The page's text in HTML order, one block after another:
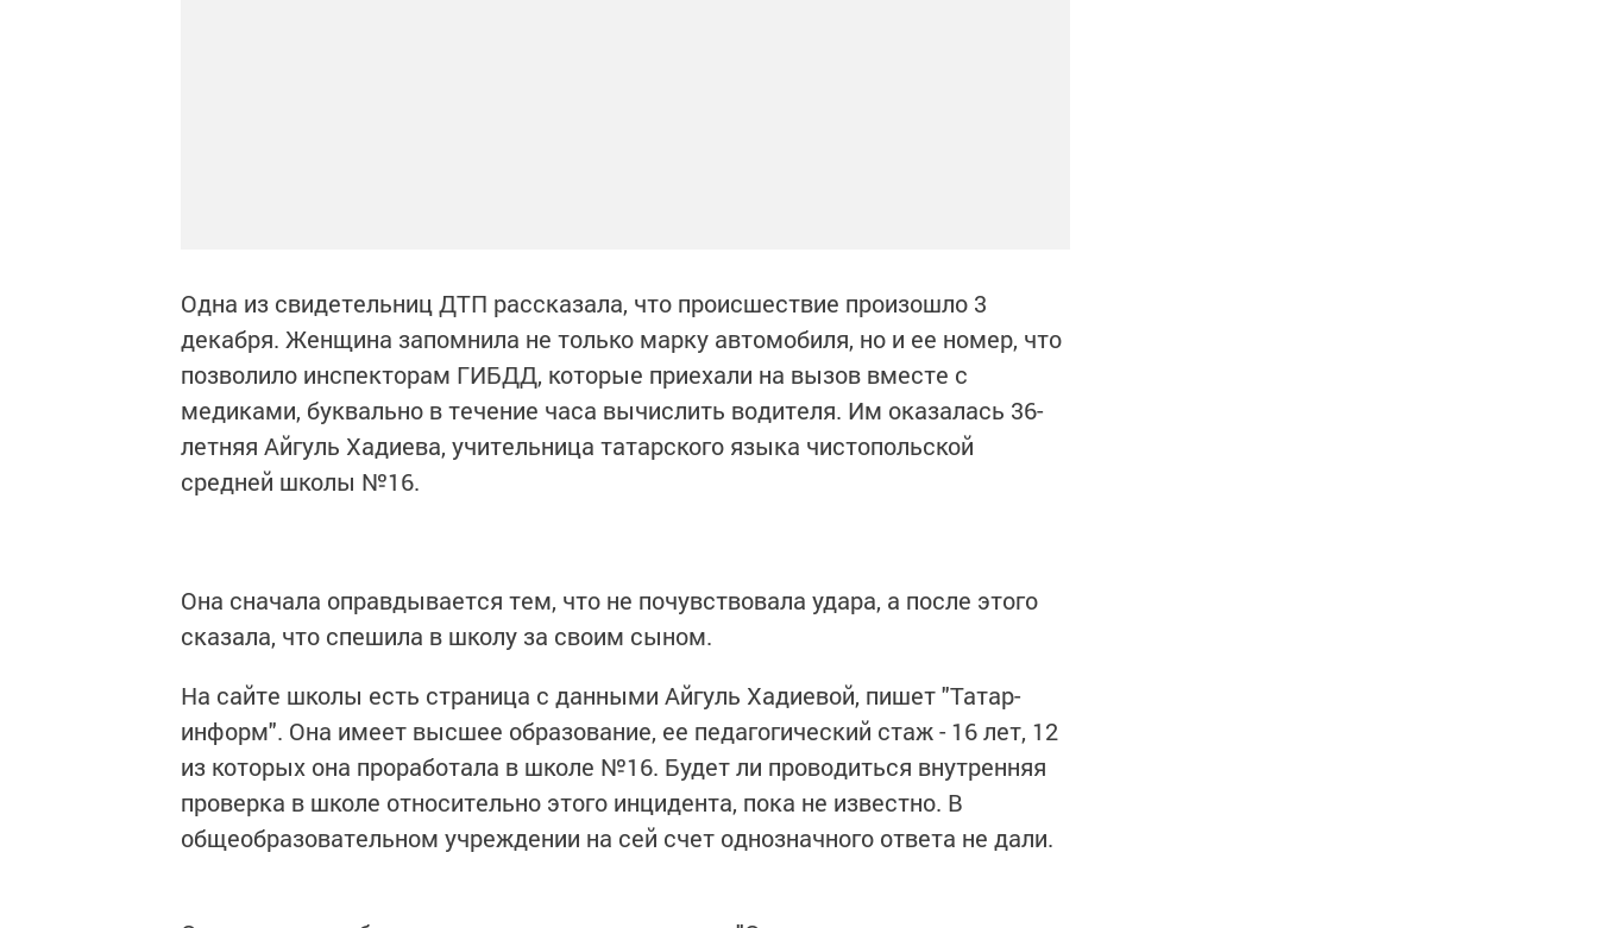
Одна из свидетельниц ДТП рассказала, что происшествие произошло 3
декабря. Женщина запомнила не только марку автомобиля, но и ее номер, что
позволило инспекторам ГИБДД, которые приехали на вызов вместе с
медиками, буквально в течение часа вычислить водителя. Им оказалась 36-
летняя Айгуль Хадиева, учительница татарского языка чистопольской
средней школы №16.
Она сначала оправдывается тем, что не почувствовала удара, а после этого
сказала, что спешила в школу за своим сыном.
На сайте школы есть страница с данными Айгуль Хадиевой, пишет "Татар-
информ". Она имеет высшее образование, ее педагогический стаж - 16 лет, 12
из которых она проработала в школе №16. Будет ли проводиться внутренняя
проверка в школе относительно этого инцидента, пока не известно. В
общеобразовательном учреждении на сей счет однозначного ответа не дали.